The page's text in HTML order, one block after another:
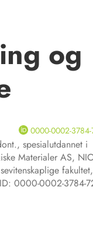
og
0000-0002-
spesialutdannet i
Materialer AS,
0000-0002-3784-